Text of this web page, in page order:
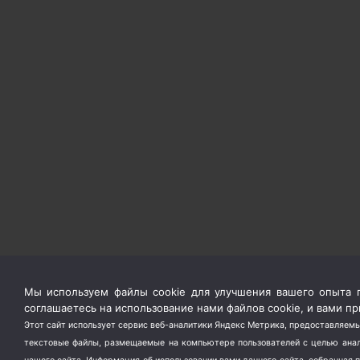
Мы используем файлы cookie для улучшения вашего опыта
соглашаетесь на использование нами файлов cookie, и вами
Этот сайт использует сервис веб-аналитики Яндекс Метрика,
текстовые файлы, размещаемые на компьютере пользователей с целью